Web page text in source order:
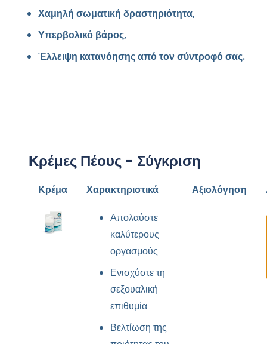
Χαμηλή σωματική δραστηριότητα,
Υπερβολικό βάρος,
Έλλειψη κατανόησης από τον σύντροφό σας.
Κρέμες Πέους - Σύγκριση
Κρέμα Χαρακτηριστικά Αξιολόγηση
Απολαύστε
καλύτερους
οργασμούς
Ενισχύστε τη
σεξουαλική
επιθυμία
Βελτίωση της